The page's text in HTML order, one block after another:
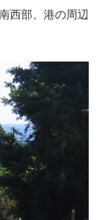
西部、港の周辺